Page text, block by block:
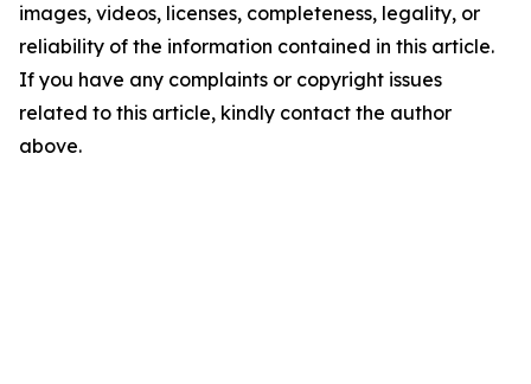
images, videos, licenses, completeness, legality, or
reliability of the information contained in this article.
If you have any complaints or copyright issues
related to this article, kindly contact the author
above.